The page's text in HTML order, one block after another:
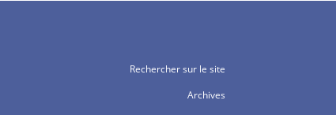
Rechercher sur le site
Archives